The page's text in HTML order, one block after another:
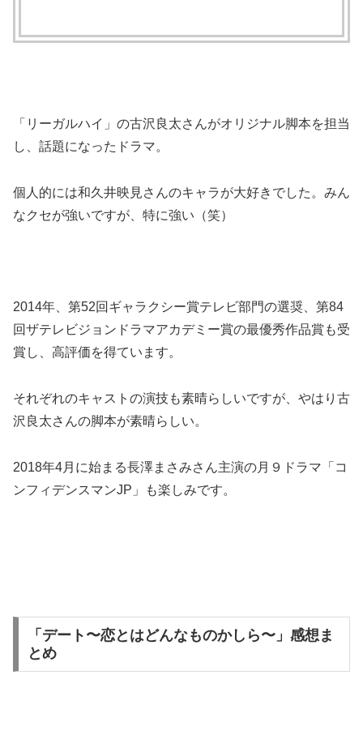
「リーガルハイ」の古沢良太さんがオリジナル脚本を担当
し、話題になったドラマ。
個人的には和久井映見さんのキャラが大好きでした。みん
なクセが強いですが、特に強い（笑）
2014年、第52回ギャラクシー賞テレビ部門の選奨、第84
回ザテレビジョンドラマアカデミー賞の最優秀作品賞も受
賞し、高評価を得ています。
それぞれのキャストの演技も素晴らしいですが、やはり古
沢良太さんの脚本が素晴らしい。
2018年4月に始まる長澤まさみさん主演の月９ドラマ「コ
ンフィデンスマンJP」も楽しみです。
「デート〜恋とはどんなものかしら〜」感想ま
とめ